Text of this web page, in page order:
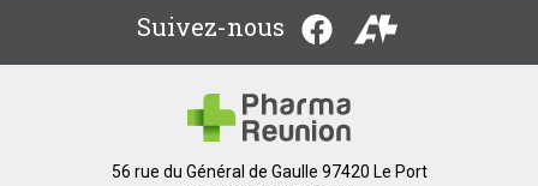
Suivez-nous
56 rue du Général de Gaulle 97420 Le Port